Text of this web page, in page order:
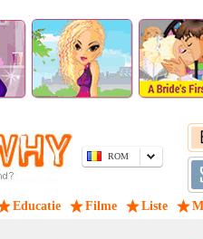
ROM
Educatie Filme Liste